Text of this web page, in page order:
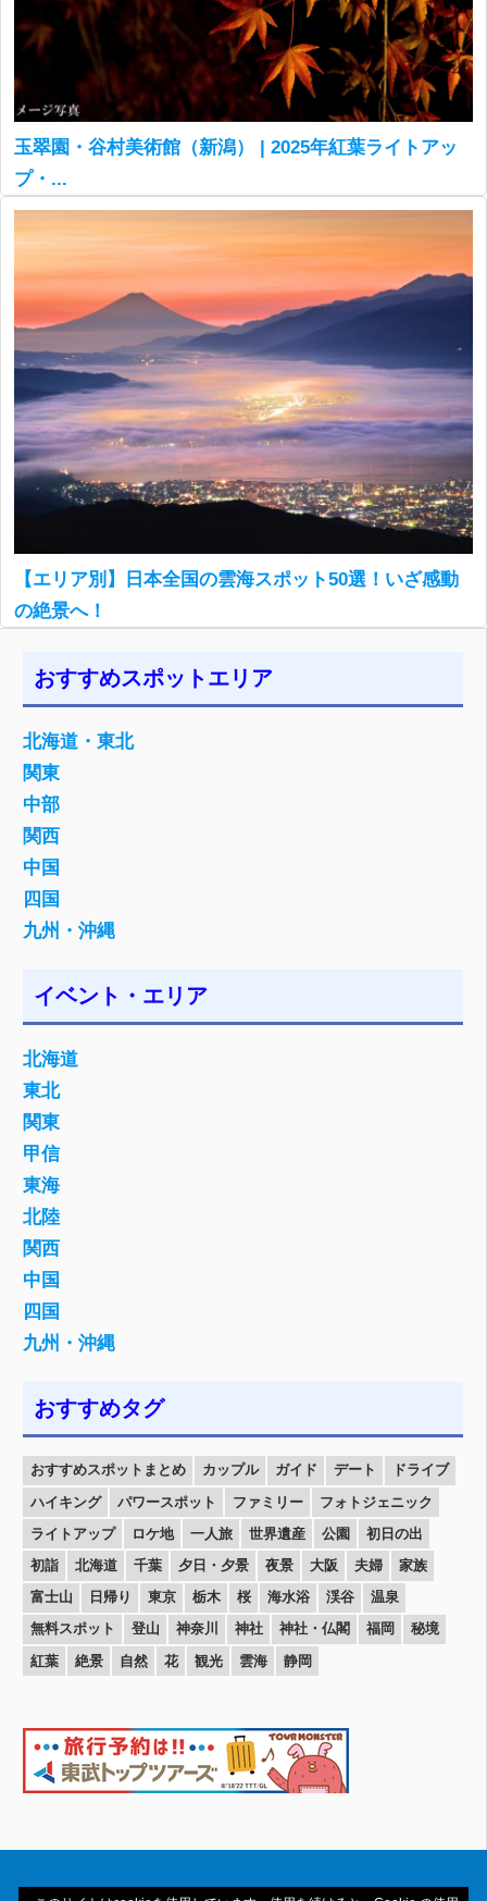
玉翠園・谷村美術館（新潟） | 2025年紅葉ライトアッ
プ・...
【エリア別】日本全国の雲海スポット50選！いざ感動
の絶景へ！
おすすめスポットエリア
北海道・東北
関東
中部
関西
中国
四国
九州・沖縄
イベント・エリア
北海道
東北
関東
甲信
東海
北陸
関西
中国
四国
九州・沖縄
おすすめタグ
おすすめスポットまとめ カップル ガイド デート
ドライブ
ハイキング
パワースポット ファミリー
フォトジェニック
ライトアップ
ロケ地 一人旅 世界遺産 公園
初日の出
初詣
北海道 千葉 夕日・夕景 夜景 大阪 夫婦
家族
富士山
日帰り 東京 栃木 桜 海水浴 渓谷
温泉
無料スポット
登山 神奈川 神社 神社・仏閣 福岡
秘境
紅葉
絶景 自然 花 観光 雲海 静岡